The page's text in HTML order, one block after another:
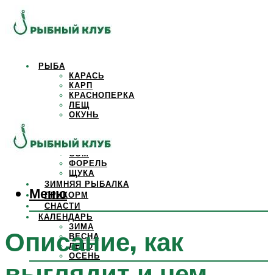
РЫБА
КАРАСЬ
КАРП
КРАСНОПЕРКА
ЛЕЩ
ОКУНЬ
САЗАН
СОМ
ФОРЕЛЬ
ЩУКА
ЗИМНЯЯ РЫБАЛКА
ПРИКОРМ
СНАСТИ
КАЛЕНДАРЬ
ЗИМА
ВЕСНА
ЛЕТО
ОСЕНЬ
Меню
Описание, как